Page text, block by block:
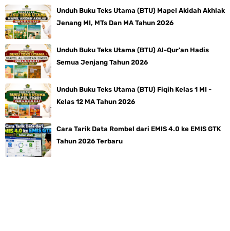
Unduh Buku Teks Utama (BTU) Mapel Akidah Akhlak
Jenang MI, MTs Dan MA Tahun 2026
Unduh Buku Teks Utama (BTU) Al-Qur'an Hadis
Semua Jenjang Tahun 2026
Unduh Buku Teks Utama (BTU) Fiqih Kelas 1 MI -
Kelas 12 MA Tahun 2026
Cara Tarik Data Rombel dari EMIS 4.0 ke EMIS GTK
Tahun 2026 Terbaru